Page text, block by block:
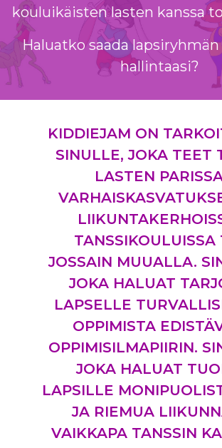
kouluikäisten lasten kanssa
Haluatko saada
hallintaasi?
KIDDIEJAM ON
SINULLE, JOKA TEET
LASTEN
TANSSIKOULUISSA
JOSSAIN MUUALLA.
JOKA HALUAT
LAPSELLE
OPPIMISTA
OPPIMISILMAPIIRIN.
JOKA HALUAT
LAPSILLE
JA RIEMUA
VAIKKAPA TANSSIN